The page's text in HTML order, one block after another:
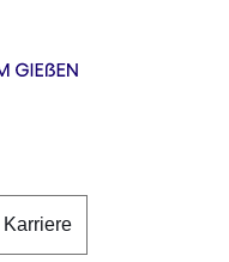
zum Kopf der
zum Inhalt
zum Fuß der
Karriere